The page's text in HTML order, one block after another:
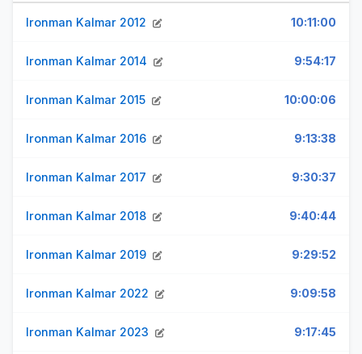
Ironman Kalmar 2012 10:11:00
Ironman Kalmar 2014 9:54:17
Ironman Kalmar 2015 10:00:06
Ironman Kalmar 2016 9:13:38
Ironman Kalmar 2017 9:30:37
Ironman Kalmar 2018 9:40:44
Ironman Kalmar 2019 9:29:52
Ironman Kalmar 2022 9:09:58
Ironman Kalmar 2023 9:17:45